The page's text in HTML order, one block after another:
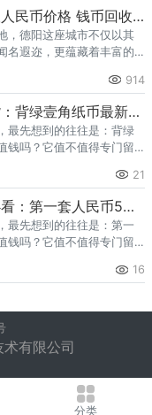
为了市场讨论
德阳回收旧版人民币价格 钱币回收价格表
德阳这座城市不仅以其
名遐迩，更蕴藏着丰富的
遗珠，等待着有心人的发
收旧版人民币
914
纸币收藏干货：背绿壹角纸币最新价格，品相决定最终价格
最先想到的往往是：背绿
钱吗？它值不值得专门留
，下面逐一说清。 一、背
值与升值溢
21
老纸币收藏必看：第一套人民币5万元新华门价格，真实市价参考
最先想到的往往是：第一
钱吗？它值不值得专门留
，下面逐一说清。 一、第16
有限公司
分类